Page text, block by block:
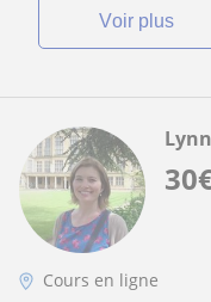
voir plus
30
Lynn
Cours en ligne